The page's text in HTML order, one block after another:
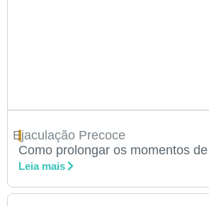
Ejaculação Precoce
Como prolongar os momentos
Leia mais